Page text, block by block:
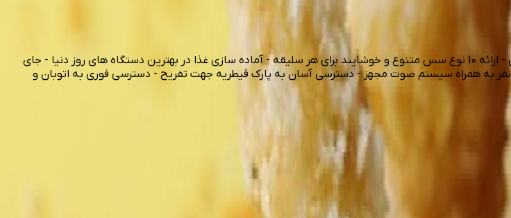
دارای سالن زیبا، دنج و آرام همراه با پخش موسیقی - ارائه انواع سوخاری مرغ و غذاهای دریایی - ارائه 10 نوع سس متنوع و خوشایند برای هر سلیقه - آماده سازی غذا در بهترین دستگاه های روز دنیا - جای
پارک فراوان و راحت به همراه سرویس بهداشتی - آماده برگزاری جشن و مراسمات تا ظرفیت 40 نفر به همراه سیستم صوت مجهز - دسترسی آسان به پارک قیطریه جهت تفریح - دسترسی فوری به اتوبان و